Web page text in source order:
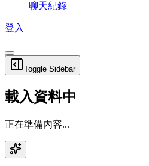
聊天紀錄
登入
Toggle Sidebar
載入資料中
正在準備內容...